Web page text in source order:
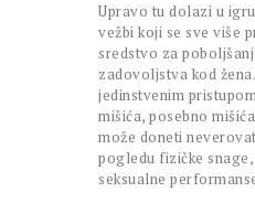
Upravo tu dolazi u
vežbi koji se sve više
sredstvo za
zadovoljstva kod
jedinstvenim
mišića, posebno
može doneti
pogledu fizičke
seksualne